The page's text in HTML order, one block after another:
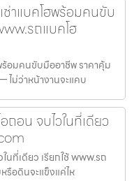
าแบคโฮพร้อมคนขับ
รถแบคโฮ
ร้อมคนขับมืออาชีพ ราคาคุ้ม
ไม่ว่าหน้างานจะแคบ
อน จบไวในที่เดียว
ที่เดียว เรียกใช้ www.รถ
รือดินจะแข็งแค่ไห